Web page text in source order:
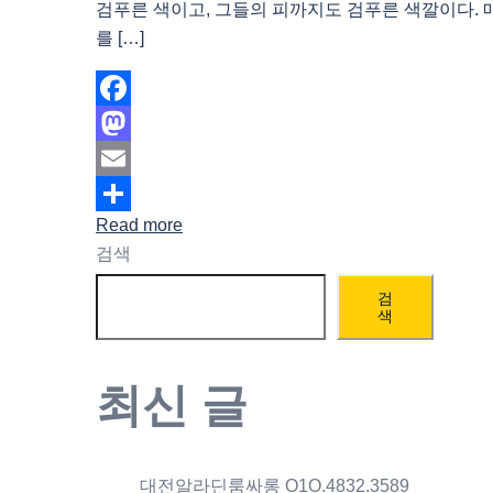
검푸른 색이고, 그들의 피까지도 검푸른 색깔이다.
를 […]
Facebook
Mastodon
Email
Share
Read more
검색
검
색
최신 글
대전알라딘룸싸롱 O1O.4832.3589